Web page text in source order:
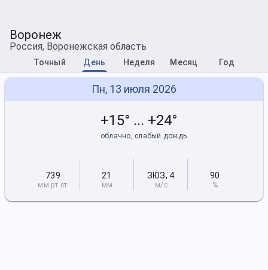
Воронеж
Россия, Воронежская область
Точный День Неделя Месяц Год
Пн, 13 июля 2026
+15° ... +24°
облачно, слабый дождь
739
мм рт.ст.
21
мм
ЗЮЗ, 4
м/с
90
%